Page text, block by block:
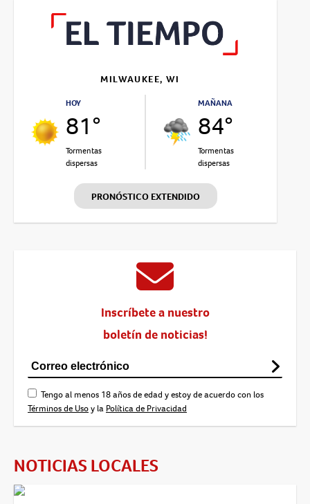
MILWAUKEE, WI
HOY
81°
Tormentas
dispersas
MAÑANA
84°
Tormentas
dispersas
PRONÓSTICO EXTENDIDO
Inscríbete a nuestro
boletín de noticias!
Tengo al menos 18 años de edad y estoy de acuerdo con los
Términos de Usoy la Política de Privacidad
NOTICIAS LOCALES